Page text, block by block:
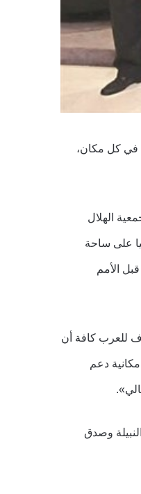
في كل مكان،
الهلال
على ساحة
الأمم
للعرب كافة أن
دعم
وصدق